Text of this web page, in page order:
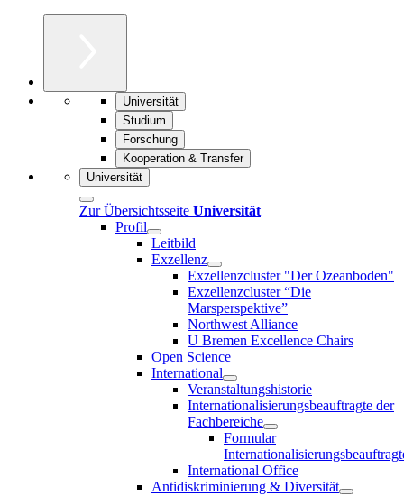
Universität
Studium
Forschung
Kooperation & Transfer
Universität
Zur Übersichtsseite Universität
Profil
Leitbild
Exzellenz
Exzellenzcluster "Der Ozeanboden"
Exzellenzcluster “Die
Marsperspektive”
Northwest Alliance
U Bremen Excellence Chairs
Open Science
International
Veranstaltungshistorie
Internationalisierungsbeauftragte der
Fachbereiche
Formular
International Office
Antidiskriminierung & Diversität